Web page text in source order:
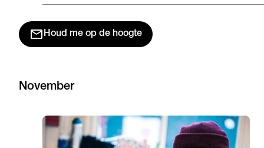
Houd me op de hoogte
November